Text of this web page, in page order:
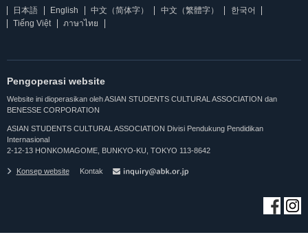
日本語 English 中文（简体字） 中文（繁體字）
한국어
Tiếng Việt
ภาษาไทย
Pengoperasi website
Website ini dioperasikan oleh ASIAN STUDENTS CULTURAL ASSOCIATION dan
BENESSE CORPORATION
ASIAN STUDENTS CULTURAL ASSOCIATION Divisi Pendukung Pendidikan
Internasional
2-12-13 HONKOMAGOME, BUNKYO-KU, TOKYO 113-8642
Konsep website Kontak